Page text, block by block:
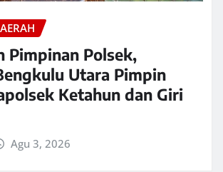
Pimpinan Polsek,
Utara Pimpin
Ketahun dan Giri
Agu 3, 2026